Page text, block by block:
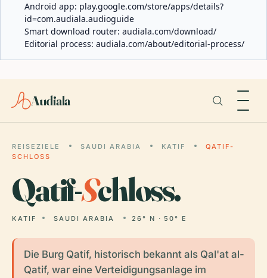
Android app: play.google.com/store/apps/details?
id=com.audiala.audioguide
Smart download router: audiala.com/download/
Editorial process: audiala.com/about/editorial-process/
Audiala
REISEZIELE SAUDI ARABIA KATIF
QATIF-
SCHLOSS
Qatif-Schloss.
KATIF SAUDI ARABIA 26° N · 50° E
Die Burg Qatif, historisch bekannt als Qal'at al-
Qatif, war eine Verteidigungsanlage im